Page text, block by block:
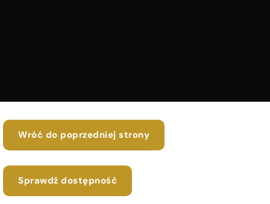
Wróć do poprzedniej strony
Sprawdź dostępność